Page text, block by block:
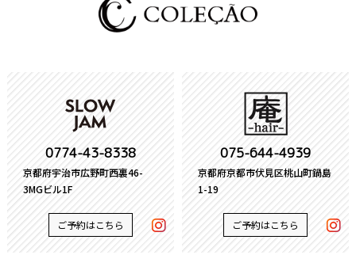
0774-43-8338
京都府宇治市広野町西裏46-
3MGビル1F
ご予約はこちら
075-644-4939
京都府京都市伏見区桃山町鍋島
1-19
ご予約はこちら